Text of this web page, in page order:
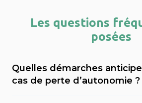
Les questions
posées
Quelles démarches
cas de perte d’autonomie ?